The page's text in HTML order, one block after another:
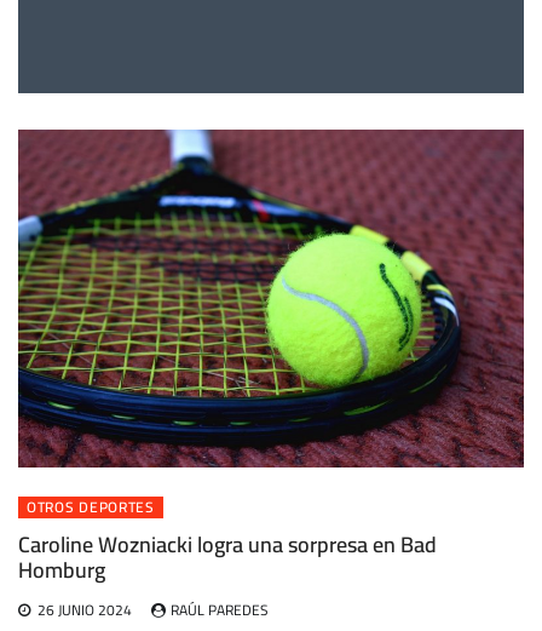
OTROS DEPORTES
Caroline Wozniacki logra una sorpresa en Bad
Homburg
26 JUNIO 2024 RAÚL PAREDES